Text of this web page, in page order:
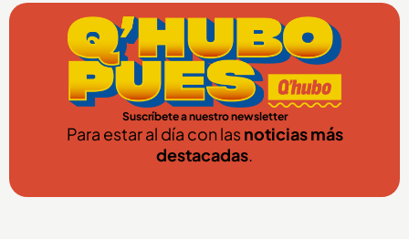
Suscríbete a nuestro newsletter
Para estar al día con lasnoticias más
destacadas.